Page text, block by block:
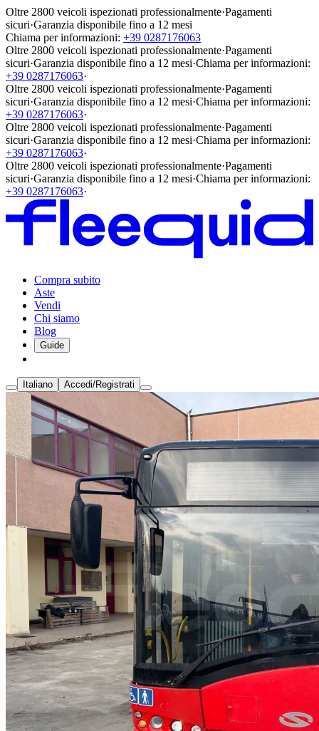
Oltre 2800 veicoli ispezionati professionalmente·Pagamenti
sicuri·Garanzia disponibile fino a 12 mesi
Chiama per informazioni: +39 0287176063
Oltre 2800 veicoli ispezionati professionalmente·Pagamenti
sicuri·Garanzia disponibile fino a 12 mesi·Chiama per informazioni:
+39 0287176063·
Oltre 2800 veicoli ispezionati professionalmente·Pagamenti
sicuri·Garanzia disponibile fino a 12 mesi·Chiama per informazioni:
+39 0287176063·
Oltre 2800 veicoli ispezionati professionalmente·Pagamenti
sicuri·Garanzia disponibile fino a 12 mesi·Chiama per informazioni:
+39 0287176063·
Oltre 2800 veicoli ispezionati professionalmente·Pagamenti
sicuri·Garanzia disponibile fino a 12 mesi·Chiama per informazioni:
+39 0287176063·
Compra subito
Aste
Vendi
Chi siamo
Blog
Guide
Italiano Accedi/Registrati